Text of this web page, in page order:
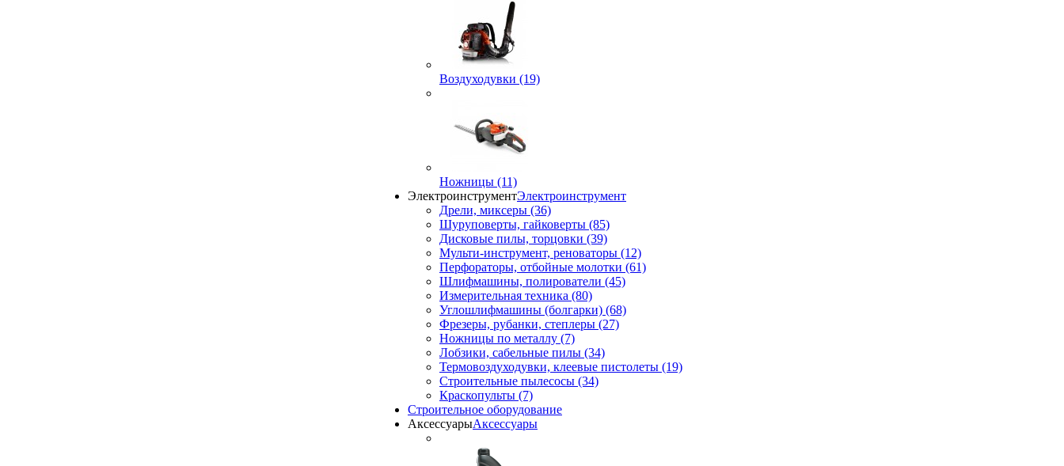
Воздуходувки (19)
Ножницы (11)
ЭлектроинструментЭлектроинструмент
Дрели, миксеры (36)
Шуруповерты, гайковерты (85)
Дисковые пилы, торцовки (39)
Мульти-инструмент, реноваторы (12)
Перфораторы, отбойные молотки (61)
Шлифмашины, полирователи (45)
Измерительная техника (80)
Углошлифмашины (болгарки) (68)
Фрезеры, рубанки, степлеры (27)
Ножницы по металлу (7)
Лобзики, сабельные пилы (34)
Термовоздуходувки, клеевые пистолеты (19)
Строительные пылесосы (34)
Краскопульты (7)
Строительное оборудование
АксессуарыАксессуары